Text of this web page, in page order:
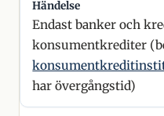
Endast banker och
konsumentkrediter
har övergångstid)